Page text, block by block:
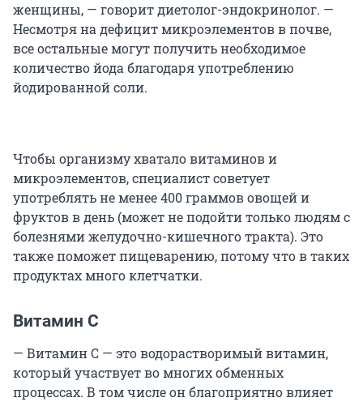
женщины, — говорит диетолог-эндокринолог. —
Несмотря на дефицит микроэлементов в почве,
все остальные могут получить необходимое
количество йода благодаря употреблению
йодированной соли.
Чтобы организму хватало витаминов и
микроэлементов, специалист советует
употреблять не менее 400 граммов овощей и
фруктов в день (может не подойти только людям с
болезнями желудочно-кишечного тракта). Это
также поможет пищеварению, потому что в таких
продуктах много клетчатки.
Витамин С
— Витамин С — это водорастворимый витамин,
который участвует во многих обменных
процессах. В том числе он благоприятно влияет